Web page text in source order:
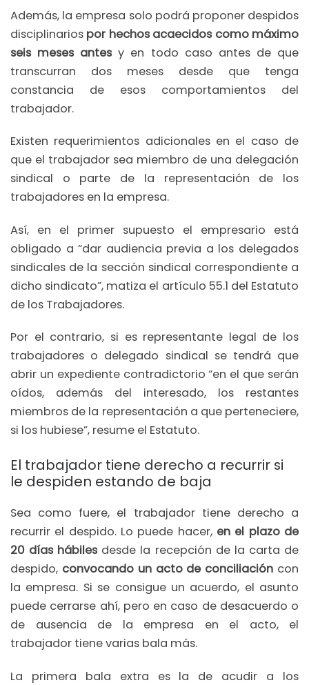
Además, la empresa solo podrá proponer despidos
disciplinarios por hechos acaecidos como máximo
seis meses antes y en todo caso antes de que
transcurran dos meses desde que tenga
constancia de esos comportamientos del
trabajador.
Existen requerimientos adicionales en el caso de
que el trabajador sea miembro de una delegación
sindical o parte de la representación de los
trabajadores en la empresa.
Así, en el primer supuesto el empresario está
obligado a “dar audiencia previa a los delegados
sindicales de la sección sindical correspondiente a
dicho sindicato”, matiza el artículo 55.1 del Estatuto
de los Trabajadores.
Por el contrario, si es representante legal de los
trabajadores o delegado sindical se tendrá que
abrir un expediente contradictorio “en el que serán
oídos, además del interesado, los restantes
miembros de la representación a que perteneciere,
si los hubiese”, resume el Estatuto.
El trabajador tiene derecho a recurrir si
le despiden estando de baja
Sea como fuere, el trabajador tiene derecho a
recurrir el despido. Lo puede hacer, en el plazo de
20 días hábiles desde la recepción de la carta de
despido, convocando un acto de conciliación con
la empresa. Si se consigue un acuerdo, el asunto
puede cerrarse ahí, pero en caso de desacuerdo o
de ausencia de la empresa en el acto, el
trabajador tiene varias bala más.
La primera bala extra es la de acudir a los